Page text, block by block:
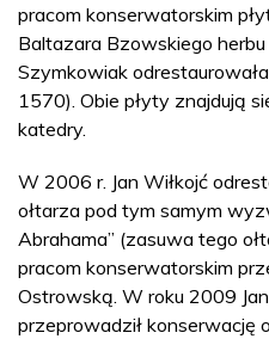
pracom konserwatorskim
Baltazara Bzowskiego
Szymkowiak
1570). Obie płyty znajdują
katedry.
W 2006 r. Jan Wiłkojć
ołtarza pod tym samym
Abrahama” (zasuwa tego
pracom konserwatorskim
Ostrowską. W roku 2009
przeprowadził konserwację